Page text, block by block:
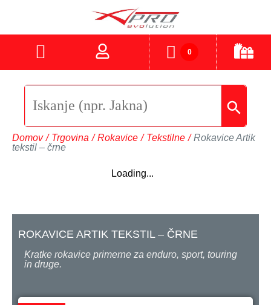
0
Domov / Trgovina / Rokavice / Tekstilne / Rokavice Artik
tekstil – črne
Loading...
ROKAVICE ARTIK TEKSTIL – ČRNE
Kratke rokavice primerne za enduro, sport, touring
in druge.